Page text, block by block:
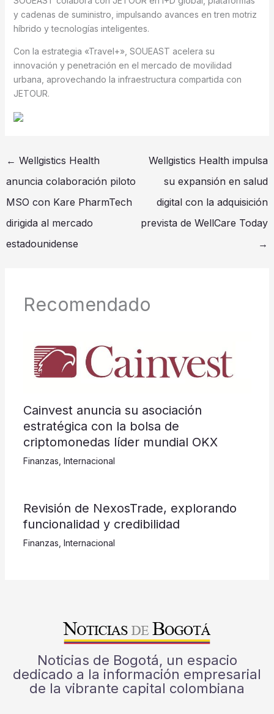
y cadenas de suministro, impulsando avances en tren motriz
híbrido y tecnologías inteligentes.
Con la estrategia «Travel+», SOUEAST acelera su
innovación y penetración en el mercado de movilidad
urbana, aprovechando la infraestructura compartida con
JETOUR.
← Wellgistics Health
anuncia colaboración piloto
MSO con Kare PharmTech
dirigida al mercado
estadounidense
Wellgistics Health impulsa
su expansión en salud
digital con la adquisición
prevista de WellCare Today
→
Recomendado
Cainvest anuncia su asociación
estratégica con la bolsa de
criptomonedas líder mundial OKX
Finanzas Internacional
Revisión de NexosTrade, explorando
funcionalidad y credibilidad
Finanzas Internacional
Noticias de Bogotá, un espacio
dedicado a la información empresarial
de la vibrante capital colombiana